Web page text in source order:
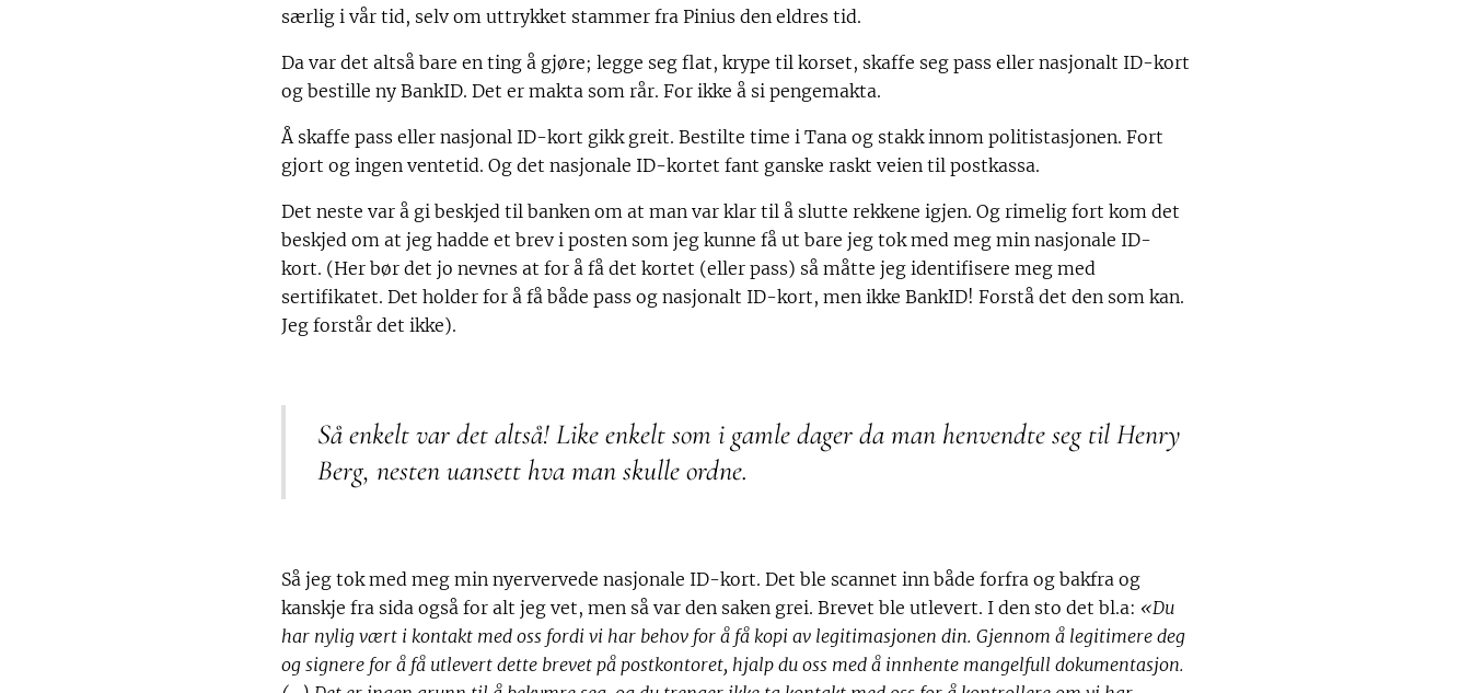
særlig i vår tid, selv om uttrykket stammer fra Pinius den eldres tid.
Da var det altså bare en ting å gjøre; legge seg flat, krype til korset, skaffe seg pass eller nasjonalt ID-kort
og bestille ny BankID. Det er makta som rår. For ikke å si pengemakta.
Å skaffe pass eller nasjonal ID-kort gikk greit. Bestilte time i Tana og stakk innom politistasjonen. Fort
gjort og ingen ventetid. Og det nasjonale ID-kortet fant ganske raskt veien til postkassa.
Det neste var å gi beskjed til banken om at man var klar til å slutte rekkene igjen. Og rimelig fort kom det
beskjed om at jeg hadde et brev i posten som jeg kunne få ut bare jeg tok med meg min nasjonale ID-
kort. (Her bør det jo nevnes at for å få det kortet (eller pass) så måtte jeg identifisere meg med
sertifikatet. Det holder for å få både pass og nasjonalt ID-kort, men ikke BankID! Forstå det den som kan.
Jeg forstår det ikke).
Så enkelt var det altså! Like enkelt som i gamle dager da man henvendte seg til Henry
Berg, nesten uansett hva man skulle ordne.
Så jeg tok med meg min nyervervede nasjonale ID-kort. Det ble scannet inn både forfra og bakfra og
kanskje fra sida også for alt jeg vet, men så var den saken grei. Brevet ble utlevert. I den sto det bl.a: «Du
har nylig vært i kontakt med oss fordi vi har behov for å få kopi av legitimasjonen din. Gjennom å legitimere deg
og signere for å få utlevert dette brevet på postkontoret, hjalp du oss med å innhente mangelfull dokumentasjon.